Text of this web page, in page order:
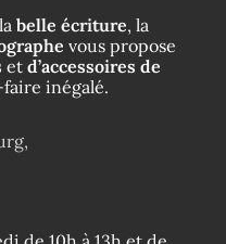
belle écriture, la
vous propose
et d’accessoires de
inégalé.